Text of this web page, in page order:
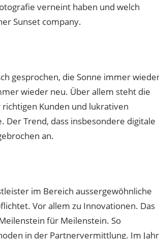
verneint haben und welch
Sunset company.
gesprochen, die Sonne immer
wieder neu. Über allem steht die
Kunden und lukrativen
Trend, dass insbesondere digitale
an.
im Bereich aussergewöhnliche
Vor allem zu Innovationen. Das
für Meilenstein. So
in der Partnervermittlung. Im Jahr